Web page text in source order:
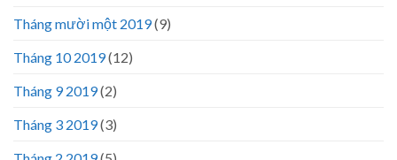
Tháng mười một 2019(9)
Tháng 10 2019(12)
Tháng 9 2019(2)
Tháng 3 2019(3)